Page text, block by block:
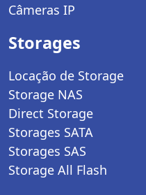
Câmeras IP
Storages
Locação de Storage
Storage NAS
Direct Storage
Storages SATA
Storages SAS
Storage All Flash